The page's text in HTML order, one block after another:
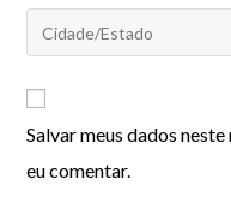
Salvar meus dados
eu comentar.